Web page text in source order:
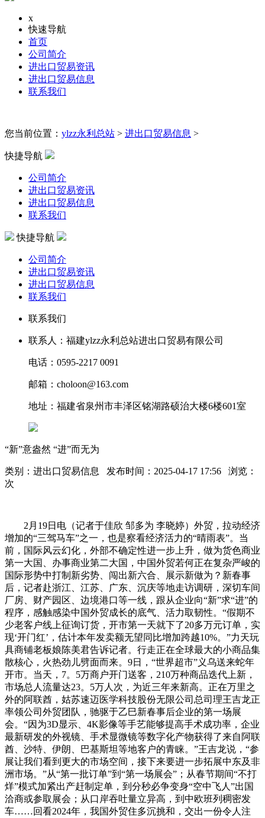
x
快速导航
首页
公司简介
进出口贸易资讯
进出口贸易信息
联系我们
您当前位置： ylzz永利总站 > 进出口贸易信息 >
快捷导航
公司简介
进出口贸易资讯
进出口贸易信息
联系我们
快捷导航
公司简介
进出口贸易资讯
进出口贸易信息
联系我们
联系我们
联系人：福建ylzz永利总站进出口贸易有限公司
电话：0595-2217 0091
邮箱：choloon@163.com
地址：福建省泉州市丰泽区铭湖路硕治大楼6楼601室
“新”意盎然 “进”而无为
类别：进出口贸易信息 发布时间：2025-04-17 17:56 浏览：
次
2月19日电（记者于佳欣 邹多为 李晓婷）外贸，拉动经济
增加的“三驾马车”之一，也是察看经济活力的“晴雨表”。当
前，国际风云幻化，外部不确定性进一步上升，做为货色商业
第一大国、办事商业第二大国，中国外贸若何正在复杂严峻的
国际形势中打制新劣势、闯出新六合、展示新做为？新春事
后，记者赴浙江、江苏、广东、沉庆等地走访调研，深切车间
厂房、财产园区、边境港口等一线，跟从企业向“新”求“进”的
程序，感触感染中国外贸成长的底气、活力取韧性。“假期不
少老客户线上征询订货，开市第一天就下了20多万元订单，实
现‘开门红’，估计本年发卖额无望同比增加跨越10%。”力天玩
具商铺老板娘陈美君告诉记者。行走正在全球最大的小商品集
散核心，火热劲儿劈面而来。9日，“世界超市”义乌送来蛇年
开市。当天，7。5万商户开门送客，210万种商品迭代上新，
市场总人流量达23。5万人次，为近三年来新高。正在万里之
外的阿联酋，姑苏速迈医学科技股份无限公司总司理王吉龙正
率领公司外贸团队，驰驱于乙巳新春事后企业的第一场展
会。“因为3D显示、4K影像等手艺能够提高手术成功率，企业
最新研发的外视镜、手术显微镜等数字化产物获得了来自阿联
酋、沙特、伊朗、巴基斯坦等地客户的青睐。”王吉龙说，“参
展让我们看到更大的市场空间，接下来要进一步拓展中东及非
洲市场。”从“第一批订单”到“第一场展会”；从春节期间“不打
烊”模式加紧出产赶制定单，到分秒必争变身“空中飞人”出国
洽商或参取展会；从口岸吞吐量立异高，到中欧班列稠密发
车……回看2024年，我国外贸住多沉挑和，交出一份令人注